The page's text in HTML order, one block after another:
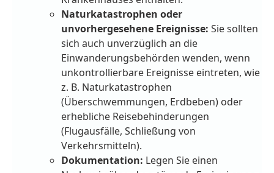
Naturkatastrophen oder
unvorhergesehene Ereignisse: Sie sollten
sich auch unverzüglich an die
Einwanderungsbehörden wenden, wenn
unkontrollierbare Ereignisse eintreten, wie
z. B. Naturkatastrophen
(Überschwemmungen, Erdbeben) oder
erhebliche Reisebehinderungen
(Flugausfälle, Schließung von
Verkehrsmitteln).
Dokumentation: Legen Sie einen